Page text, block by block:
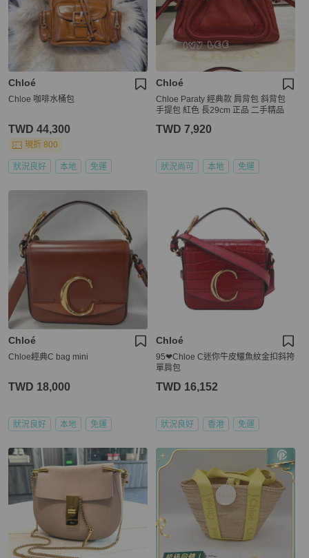
Chloé
Chloe 咖啡水桶包
TWD 44,300
現折 800
狀況良好 本地 免運
Chloé
Chloe Paraty 經典款 肩背包 斜背包
手提包 紅色 長29cm 正品 二手精品
TWD 7,920
狀況尚可 本地 免運
Chloé
Chloe經典C bag mini
TWD 18,000
狀況良好 本地 免運
Chloé
95❤Chloe C迷你牛皮鱷魚紋金扣斜挎
單肩包
TWD 16,152
狀況良好 香港 免運